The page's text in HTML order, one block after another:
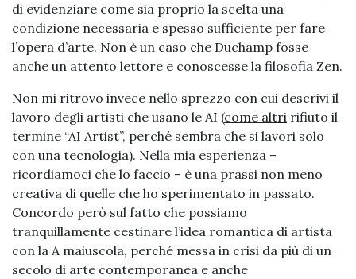
di evidenziare come sia proprio la scelta una
condizione necessaria e spesso sufficiente per fare
l’opera d’arte. Non è un caso che Duchamp fosse
anche un attento lettore e conoscesse la filosofia Zen.
Non mi ritrovo invece nello sprezzo con cui descrivi il
lavoro degli artisti che usano le AI (come altri rifiuto il
termine “AI Artist”, perché sembra che si lavori solo
con una tecnologia). Nella mia esperienza –
ricordiamoci che lo faccio – è una prassi non meno
creativa di quelle che ho sperimentato in passato.
Concordo però sul fatto che possiamo
tranquillamente cestinare l’idea romantica di artista
con la A maiuscola, perché messa in crisi da più di un
secolo di arte contemporanea e anche